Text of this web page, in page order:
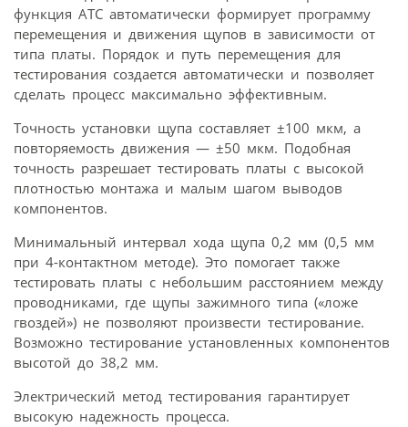
функция АТС автоматически формирует программу
перемещения и движения щупов в зависимости от
типа платы. Порядок и путь перемещения для
тестирования создается автоматически и позволяет
сделать процесс максимально эффективным.
Точность установки щупа составляет ±100 мкм, а
повторяемость движения — ±50 мкм. Подобная
точность разрешает тестировать платы с высокой
плотностью монтажа и малым шагом выводов
компонентов.
Минимальный интервал хода щупа 0,2 мм (0,5 мм
при 4-контактном методе). Это помогает также
тестировать платы с небольшим расстоянием между
проводниками, где щупы зажимного типа («ложе
гвоздей») не позволяют произвести тестирование.
Возможно тестирование установленных компонентов
высотой до 38,2 мм.
Электрический метод тестирования гарантирует
высокую надежность процесса.